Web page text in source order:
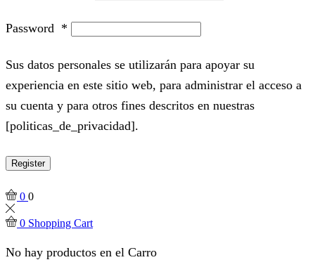
Password *
Sus datos personales se utilizarán para apoyar su
experiencia en este sitio web, para administrar el acceso a
su cuenta y para otros fines descritos en nuestras
[politicas_de_privacidad].
Register
0 0
0 Shopping Cart
No hay productos en el Carro